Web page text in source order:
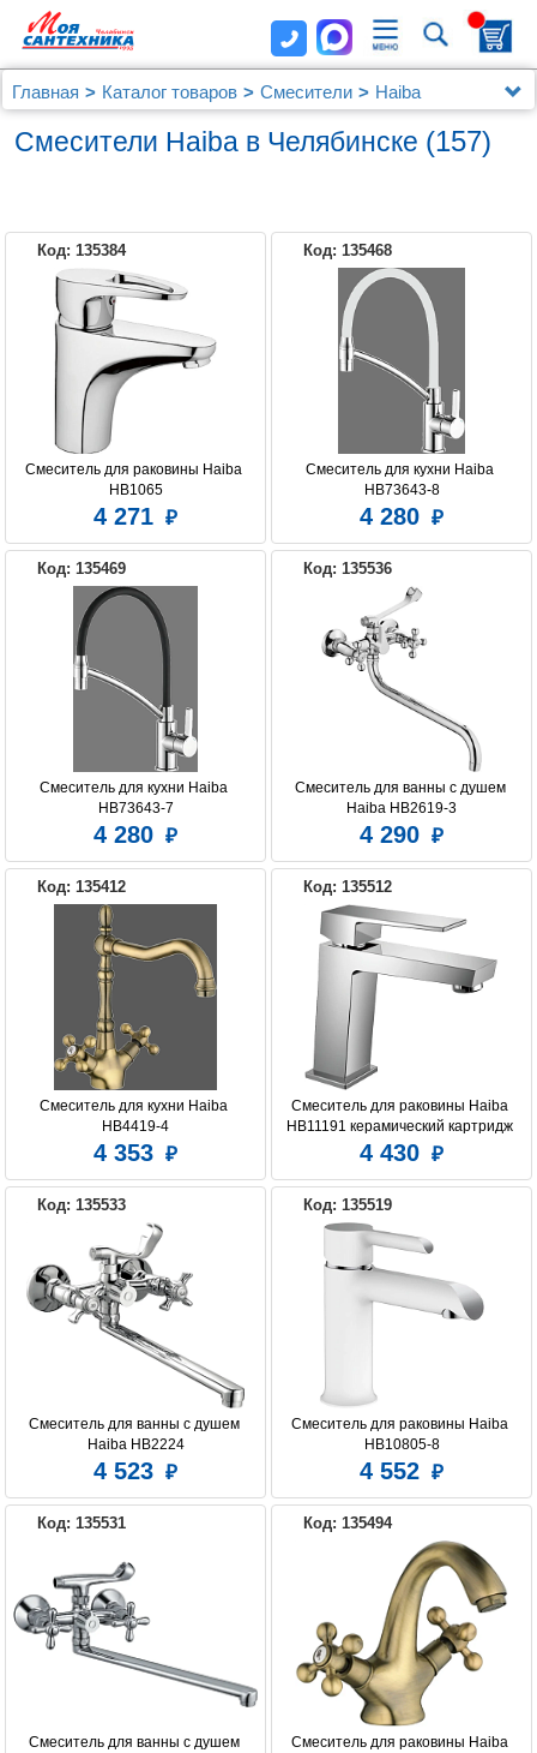
Главная Каталог товаров Смесители Haiba
Смесители Haiba в Челябинске (157)
Код: 135384
Смеситель для раковины Haiba
HB1065
4 271
Код: 135468
Смеситель для кухни Haiba
HB73643-8
4 280
Код: 135469
Смеситель для кухни Haiba
HB73643-7
4 280
Код: 135536
Смеситель для ванны с душем
Haiba HB2619-3
4 290
Код: 135412
Смеситель для кухни Haiba
HB4419-4
4 353
Код: 135512
Смеситель для раковины Haiba
HB11191 керамический картридж
25 мм
4 430
Код: 135533
Смеситель для ванны с душем
Haiba HB2224
4 523
Код: 135519
Смеситель для раковины Haiba
HB10805-8
4 552
Код: 135531
Смеситель для ванны с душем
Код: 135494
Смеситель для раковины Haiba